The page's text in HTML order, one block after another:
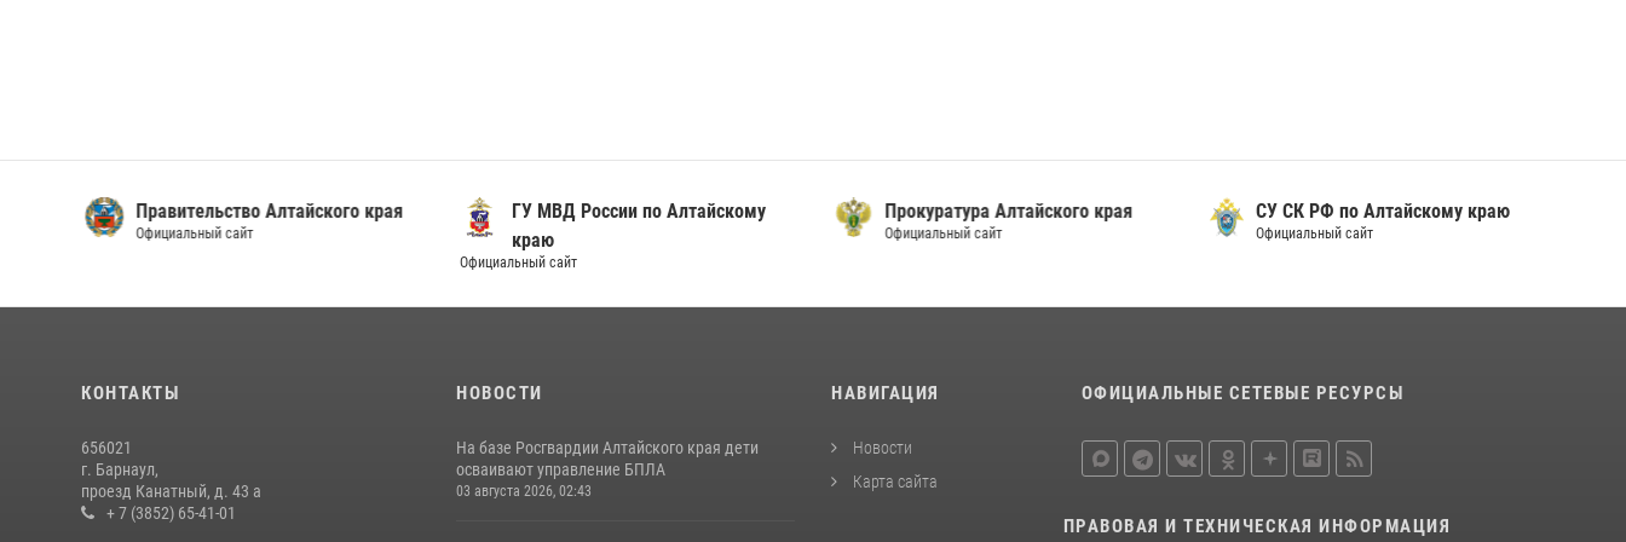
Правительство Алтайского края
Официальный сайт
ГУ МВД России по Алтайскому
краю
Официальный сайт
Прокуратура Алтайского края
Официальный сайт
СУ СК РФ по Алтайскому краю
Официальный сайт
КОНТАКТЫ
656021
г. Барнаул,
проезд Канатный, д. 43 а
+ 7 (3852) 65-41-01
НОВОСТИ
На базе Росгвардии Алтайского края дети
осваивают управление БПЛА
03 августа 2026, 02:43
НАВИГАЦИЯ
Новости
Карта сайта
ОФИЦИАЛЬНЫЕ СЕТЕВЫЕ РЕСУРСЫ
ПРАВОВАЯ И ТЕХНИЧЕСКАЯ ИНФОРМАЦИЯ